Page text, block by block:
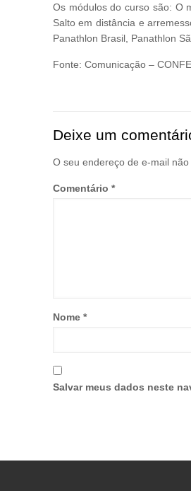
Os módulos do curso são: O
Salto em distância e
Panathlon Brasil, Panathlon
Fonte: Comunicação –
Deixe um
O seu endereço de e-mail não
Comentário *
Nome *
Salvar meus dados neste